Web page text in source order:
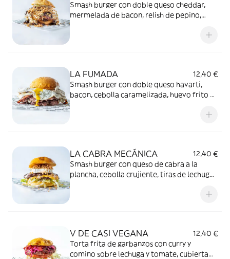
Smash burger con doble queso cheddar,
mermelada de bacon, relish de pepino,
LA FUMADA
12,40 €
Smash burger con doble queso havarti,
bacon, cebolla caramelizada, huevo frito y
LA CABRA MECÁNICA
12,40 €
Smash burger con queso de cabra a la
plancha, cebolla crujiente, tiras de lechuga
V DE CASI VEGANA
12,40 €
Torta frita de garbanzos con curry y
comino sobre lechuga y tomate, cubierta